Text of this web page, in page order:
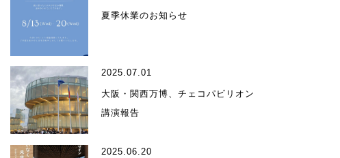
ア掲載・出
演等
夏季休業のお知らせ
2025.07.01
大阪・関西万博、チェコパビリオン
講演報告
2025.06.20